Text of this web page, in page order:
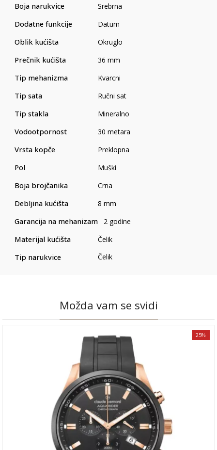
Boja narukvice Srebrna
Dodatne funkcije Datum
Oblik kućišta Okruglo
Prečnik kućišta 36 mm
Tip mehanizma Kvarcni
Tip sata Ručni sat
Tip stakla Mineralno
Vodootpornost 30 metara
Vrsta kopče Preklopna
Pol Muški
Boja brojčanika Crna
Debljina kućišta 8 mm
Garancija na mehanizam 2 godine
Materijal kućišta Čelik
Tip narukvice Čelik
Možda vam se svidi
25%